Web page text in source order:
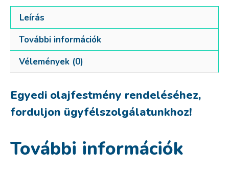
Leírás
További információk
Vélemények (0)
Egyedi olajfestmény rendeléséhez,
forduljon ügyfélszolgálatunkhoz!
További információk